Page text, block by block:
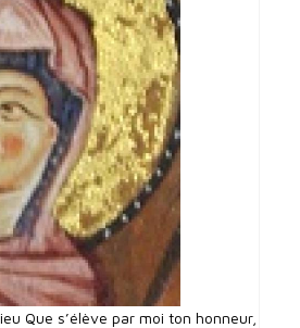
Que s’élève par moi ton honneur,